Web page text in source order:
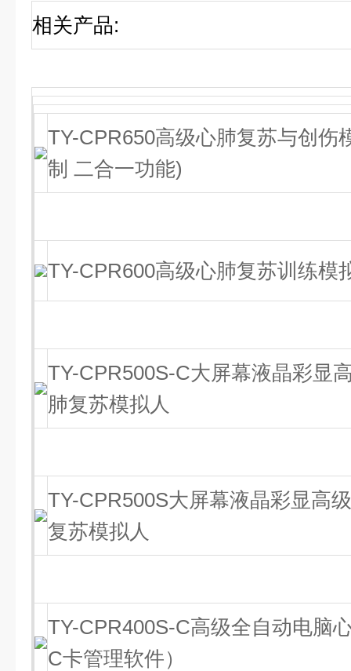
相关产品:
TY-CPR650高级心肺复苏与创伤
制 二合一功能)
TY-CPR600高级心肺复苏训练模
TY-CPR500S-C大屏幕液晶彩显
肺复苏模拟人
TY-CPR500S大屏幕液晶彩显高
复苏模拟人
TY-CPR400S-C高级全自动电脑
C卡管理软件）